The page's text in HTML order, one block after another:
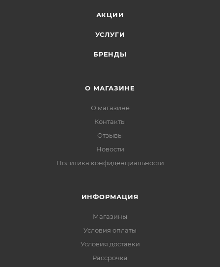
АКЦИИ
УСЛУГИ
БРЕНДЫ
О МАГАЗИНЕ
О магазине
Контакты
Отзывы
Новости
Политика конфиденциальности
ИНФОРМАЦИЯ
Магазины
Условия оплаты
Условия доставки
Рассрочка